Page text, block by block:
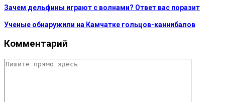
Зачем дельфины играют с волнами? Ответ вас поразит
Ученые обнаружили на Камчатке гольцов-каннибалов
Комментарий